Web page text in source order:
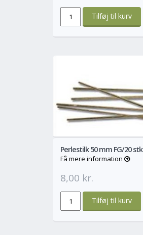
Perlestilk 50 mm FG/20 stk
Få mere information
8,00 kr.